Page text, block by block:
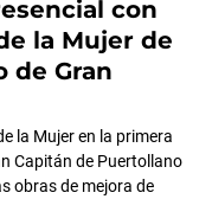
con
la Mujer de
de Gran
la Mujer en la primera
Capitán de Puertollano
obras de mejora de